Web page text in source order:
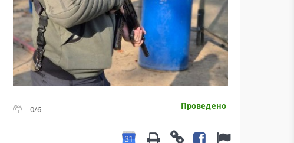
0/6 Проведено